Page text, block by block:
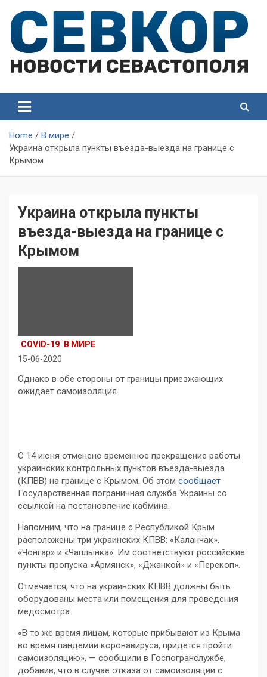
content
Севастополя
Севастополя
Home
В мире
Украина открыла пункты въезда-выезда на границе с
Крымом
Украина открыла пункты
въезда-выезда на границе с
Крымом
COVID-19
В МИРЕ
15-06-2020
Однако в обе стороны от границы приезжающих
ожидает самоизоляция.
С 14 июня отменено временное прекращение работы
украинских контрольных пунктов въезда-выезда
(КПВВ) на границе с Крымом. Об этом сообщает
Государственная пограничная служба Украины со
ссылкой на постановление кабмина.
Напомним, что на границе с Республикой Крым
расположены три украинских КПВВ: «Каланчак»,
«Чонгар» и «Чаплынка». Им соответствуют российские
пункты пропуска «Армянск», «Джанкой» и «Перекоп».
Отмечается, что на украинских КПВВ должны быть
оборудованы места или помещения для проведения
медосмотра.
«В то же время лицам, которые прибывают из Крыма
во время пандемии коронавируса, придется пройти
самоизоляцию», — сообщили в Госпогранслужбе,
добавив, что в случае отказа от самоизоляции с